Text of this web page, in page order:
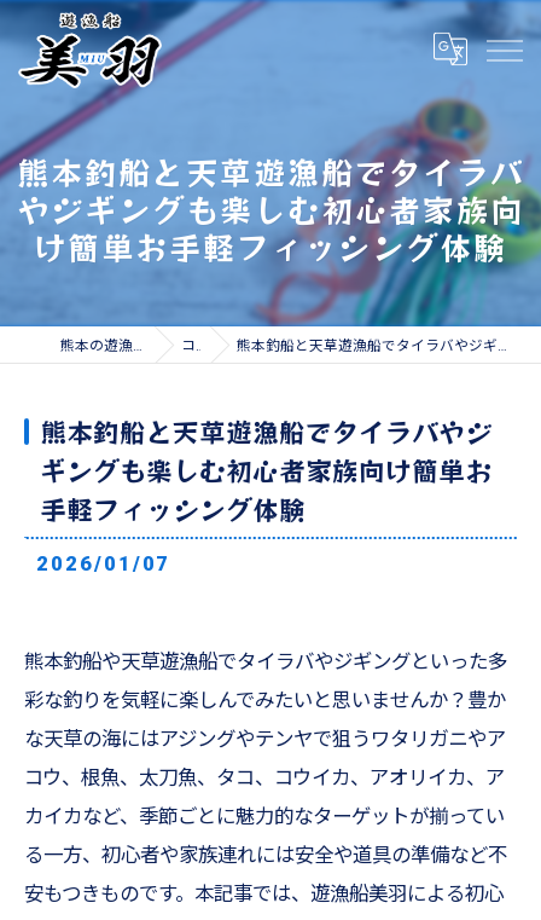
熊本釣船と天草遊漁船でタイラバ
やジギングも楽しむ初心者家族向
け簡単お手軽フィッシング体験
熊本の遊漁船なら遊漁船 美羽 コラム 熊本釣船と天草遊漁船でタイラバやジギングも楽しむ初心者家族向け簡単お手軽フィッシング体験
熊本釣船と天草遊漁船でタイラバやジ
ギングも楽しむ初心者家族向け簡単お
手軽フィッシング体験
2026/01/07
熊本釣船や天草遊漁船でタイラバやジギングといった多
彩な釣りを気軽に楽しんでみたいと思いませんか？豊か
な天草の海にはアジングやテンヤで狙うワタリガニやア
コウ、根魚、太刀魚、タコ、コウイカ、アオリイカ、ア
カイカなど、季節ごとに魅力的なターゲットが揃ってい
る一方、初心者や家族連れには安全や道具の準備など不
安もつきものです。本記事では、遊漁船美羽による初心